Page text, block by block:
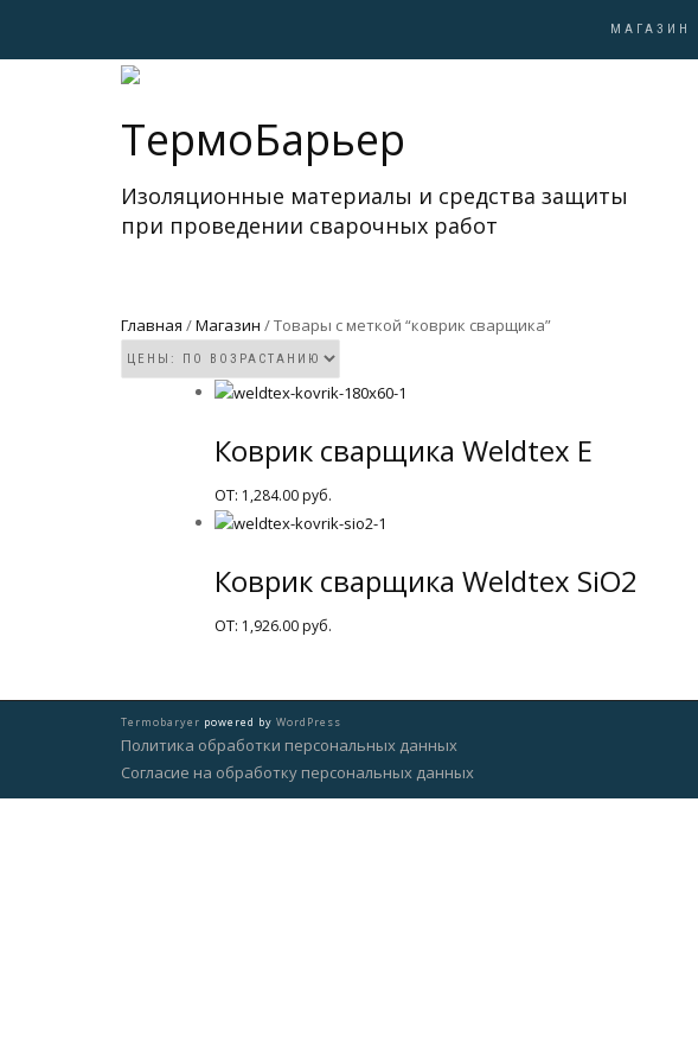
МАГАЗИН
ТермоБарьер
Изоляционные материалы и средства защиты
при проведении сварочных работ
Главная /Магазин / Товары с меткой “коврик сварщика”
Коврик сварщика Weldtex E
ОТ: 1,284.00 руб.
Коврик сварщика Weldtex SiO2
ОТ: 1,926.00 руб.
Termobaryer powered by WordPress
Политика обработки персональных данных
Согласие на обработку персональных данных